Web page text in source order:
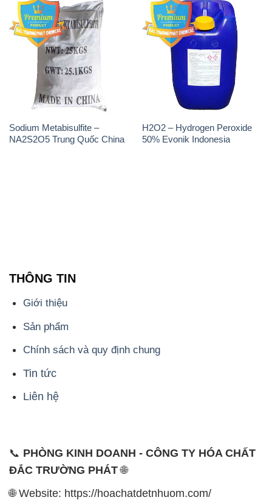
Sodium Metabisulfite –
NA2S2O5 Trung Quốc China
H2O2 – Hydrogen Peroxide
50% Evonik Indonesia
THÔNG TIN
Giới thiệu
Sản phẩm
Chính sách và quy định chung
Tin tức
Liên hệ
📞 PHÒNG KINH DOANH - CÔNG TY HÓA CHẤT
ĐẮC TRƯỜNG PHÁT🌐
🌐 Website: https://hoachatdetnhuom.com/